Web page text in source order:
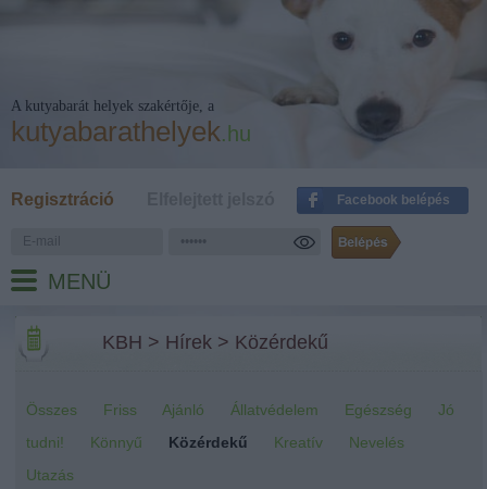
A kutyabarát helyek szakértője, a
kutyabarathelyek.hu
Regisztráció Facebook belépés
MENÜ
KBH > Hírek > Közérdekű
Összes Friss Ajánló Állatvédelem Egészség
Jó
tudni!
Könnyű Közérdekű Kreatív
Nevelés
Utazás